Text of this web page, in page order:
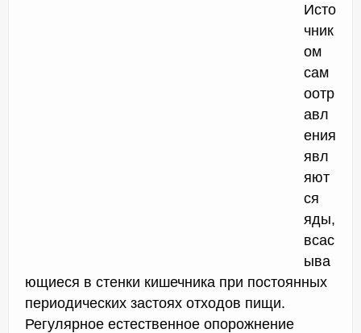
Исто
чник
ом
сам
оотр
авл
ения
явл
яют
ся
яды,
всас
ыва
ющиеся в стенки кишечника при постоянных
периодических застоях отходов пищи.
Регулярное естественное опорожнение